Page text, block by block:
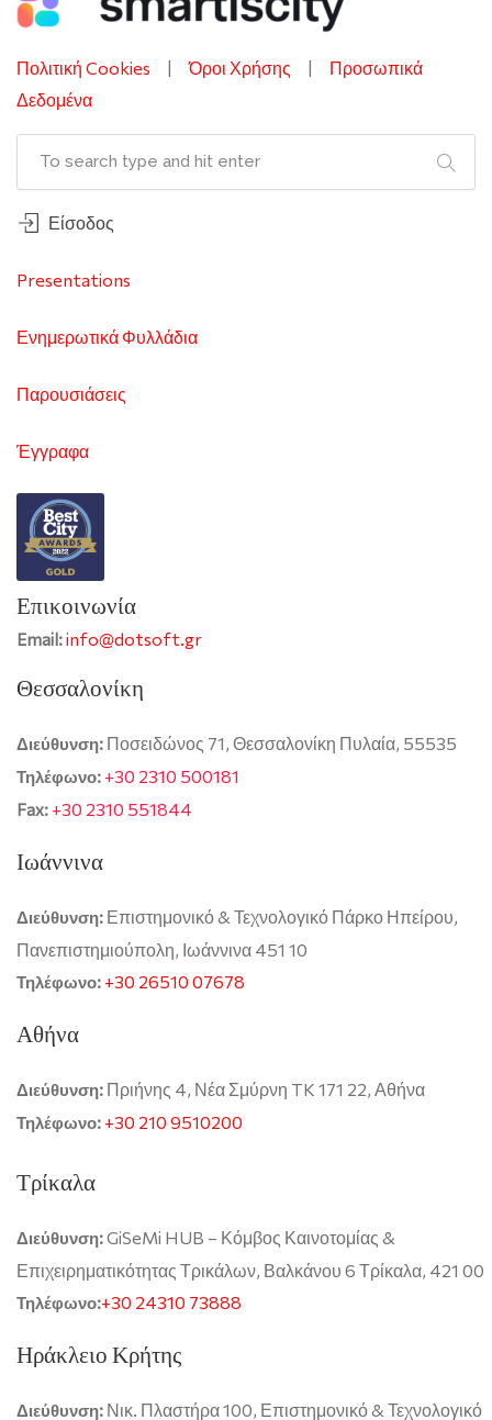
Πολιτική Cookies |Όροι Χρήσης | Προσωπικά
Δεδομένα
Είσοδος
Presentations
Ενημερωτικά Φυλλάδια
Παρουσιάσεις
Έγγραφα
Επικοινωνία
Email:info@dotsoft.gr
Θεσσαλονίκη
Διεύθυνση: Ποσειδώνος 71, Θεσσαλονίκη Πυλαία, 55535
Τηλέφωνο: +30 2310 500181
Fax: +30 2310 551844
Ιωάννινα
Διεύθυνση: Επιστημονικό & Τεχνολογικό Πάρκο Ηπείρου,
Πανεπιστημιούπολη, Ιωάννινα 451 10
Τηλέφωνο: +30 26510 07678
Αθήνα
Διεύθυνση: Πριήνης 4, Νέα Σμύρνη TK 171 22, Αθήνα
Τηλέφωνο: +30 210 9510200
Τρίκαλα
Διεύθυνση:GiSeMi HUB – Κόμβος Καινοτομίας &
Επιχειρηματικότητας Τρικάλων, Βαλκάνου 6 Τρίκαλα, 421 00
Τηλέφωνο:+30 24310 73888
Ηράκλειο Κρήτης
Διεύθυνση: Νικ. Πλαστήρα 100, Επιστημονικό & Τεχνολογικό